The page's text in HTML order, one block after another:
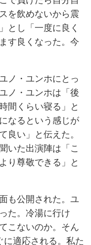
を飲めないから震
とし「一度に良く
す良くなった。今
ノ・ユンホにとっ
ノ・ユンホは「後
間くらい寝る」と
なるという感じが
良い」と伝えた。
いた出演陣は「こ
り尊敬できる」と
も公開された。ユ
た。冷湯に行け
こないのか。そん
に適応される。私た